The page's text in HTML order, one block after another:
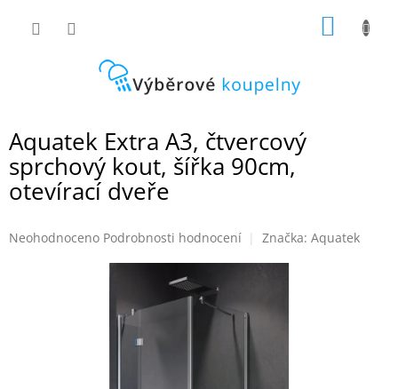
Aquatek Extra A3, čtvercový
sprchový kout, šířka 90cm,
otevírací dveře
Průměrné
Neohodnoceno Podrobnosti hodnocení Značka: Aquatek